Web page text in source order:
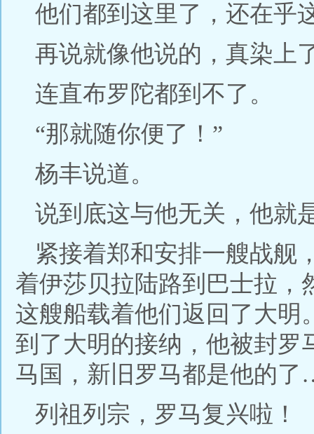
他们都到这里了，还在乎
再说就像他说的，真染上
连直布罗陀都到不了。
“那就随你便了！”
杨丰说道。
说到底这与他无关，他就
紧接着郑和安排一艘战舰
着伊莎贝拉陆路到巴士拉，
这艘船载着他们返回了大明
到了大明的接纳，他被封罗
马国，新旧罗马都是他的
列祖列宗，罗马复兴啦！